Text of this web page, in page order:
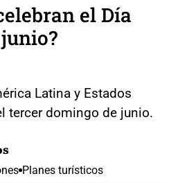
el Día
Latina y Estados
tercer domingo de junio.
Planes turísticos